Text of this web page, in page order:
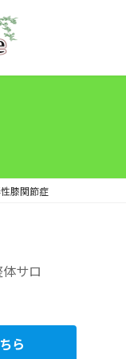
膝関節症
ら